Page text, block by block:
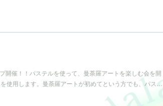
開催！！パステルを使って、曼荼羅アートを楽しむ会を開
使用します。曼荼羅アートが初めてという方でも、パス…